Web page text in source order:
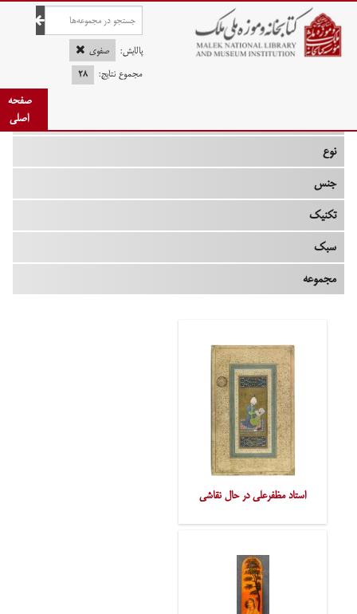
صفحه اصلی
پالایش:
صفوی
مجموع نتایج:
۲۸
صفحه
اصلی
نوع
جنس
تکنیک
سبک
مجموعه
استاد مظفرعلی در حال نقاشی